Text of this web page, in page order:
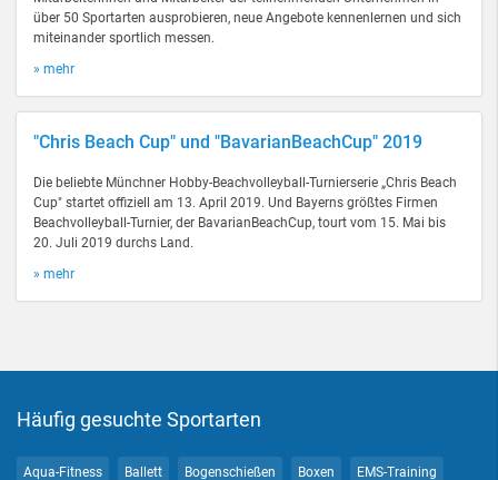
über 50 Sportarten ausprobieren, neue Angebote kennenlernen und sich
miteinander sportlich messen.
» mehr
"Chris Beach Cup" und "BavarianBeachCup" 2019
Die beliebte Münchner Hobby-Beachvolleyball-Turnierserie „Chris Beach
Cup" startet offiziell am 13. April 2019. Und Bayerns größtes Firmen
Beachvolleyball-Turnier, der BavarianBeachCup, tourt vom 15. Mai bis
20. Juli 2019 durchs Land.
» mehr
Häufig gesuchte Sportarten
Aqua-Fitness Ballett Bogenschießen Boxen EMS-Training